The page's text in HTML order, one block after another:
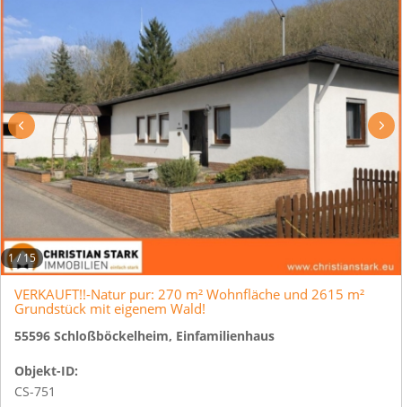
1/15
VERKAUFT!!-Natur pur: 270 m² Wohnfläche und 2615 m²
Grundstück mit eigenem Wald!
55596 Schloßböckelheim, Einfamilienhaus
Objekt-ID:
CS-751